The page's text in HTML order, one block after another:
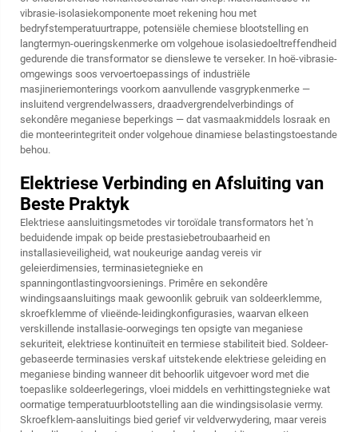
vibrasie-isolasiekomponente moet rekening hou met
bedryfstemperatuurtrappe, potensiële chemiese blootstelling en
langtermyn-oueringskenmerke om volgehoue isolasiedoeltreffendheid
gedurende die transformator se dienslewe te verseker. In hoë-vibrasie-
omgewings soos vervoertoepassings of industriële
masjineriemonterings voorkom aanvullende vasgrypkenmerke —
insluitend vergrendelwassers, draadvergrendelverbindings of
sekondêre meganiese beperkings — dat vasmaakmiddels losraak en
die monteerintegriteit onder volgehoue dinamiese belastingstoestande
behou.
Elektriese Verbinding en Afsluiting van
Beste Praktyk
Elektriese aansluitingsmetodes vir toroïdale transformators het 'n
beduidende impak op beide prestasiebetroubaarheid en
installasieveiligheid, wat noukeurige aandag vereis vir
geleierdimensies, terminasietegnieke en
spanningontlastingvoorsienings. Primêre en sekondêre
windingsaansluitings maak gewoonlik gebruik van soldeerklemme,
skroefklemme of vlieënde-leidingkonfigurasies, waarvan elkeen
verskillende installasie-oorwegings ten opsigte van meganiese
sekuriteit, elektriese kontinuïteit en termiese stabiliteit bied. Soldeer-
gebaseerde terminasies verskaf uitstekende elektriese geleiding en
meganiese binding wanneer dit behoorlik uitgevoer word met die
toepaslike soldeerlegerings, vloei middels en verhittingstegnieke wat
oormatige temperatuurblootstelling aan die windingsisolasie vermy.
Skroefklem-aansluitings bied gerief vir veldverwydering, maar vereis